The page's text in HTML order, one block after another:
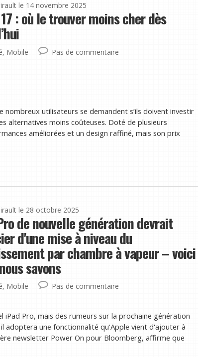
le 14 novembre 2025
: où le trouver moins cher dès
, Mobile Pas de commentaire
nombreux utilisateurs se demandent s’ils doivent investir
alternatives moins coûteuses. Doté de plusieurs
améliorées et un design raffiné, mais son prix
le 28 octobre 2025
de nouvelle génération devrait
d'une mise à niveau du
par chambre à vapeur – voici
savons
, Mobile Pas de commentaire
Pro, mais des rumeurs sur la prochaine génération
adoptera une fonctionnalité qu'Apple vient d'ajouter à
newsletter Power On pour Bloomberg, affirme que